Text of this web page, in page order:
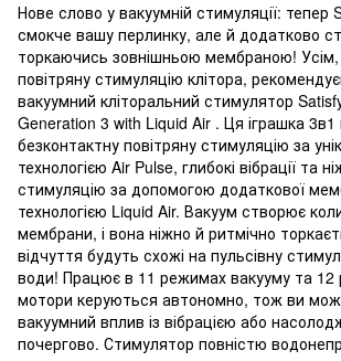
Нове слово у вакуумній стимуляції: тепер
смокче вашу перлинку, але й додатково
торкаючись зовнішньою мембраною! Усім,
повітряну стимуляцію клітора,
вакуумний кліторальний стимулятор
Generation 3 with Liquid Air . Ця іграшка 3в1
безконтактну повітряну стимуляцію за
технологією Air Pulse, глибокі вібрації та
стимуляцію за допомогою додаткової
технологією Liquid Air. Вакуум створює
мембрани, і вона ніжно й ритмічно
відчуття будуть схожі на пульсівну
води! Працює в 11 режимах вакууму та 12
мотори керуються автономно, тож ви
вакуумний вплив із вібрацією або
почергово. Стимулятор повністю